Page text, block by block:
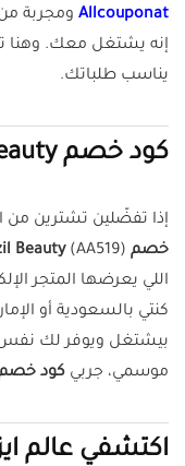
Allcouponat ومجربة
إنه يشتغل معك. وهنا
يناسب طلباتك.
كود خصم Izil Beauty فعال ومضمون
إذا تفضّلين تشترين من
خصم Izil Beauty
كنتي بالسعودية أو
بيشتغل ويوفر لك
موسمي، جربي كود خصم
اكتشفي عالم